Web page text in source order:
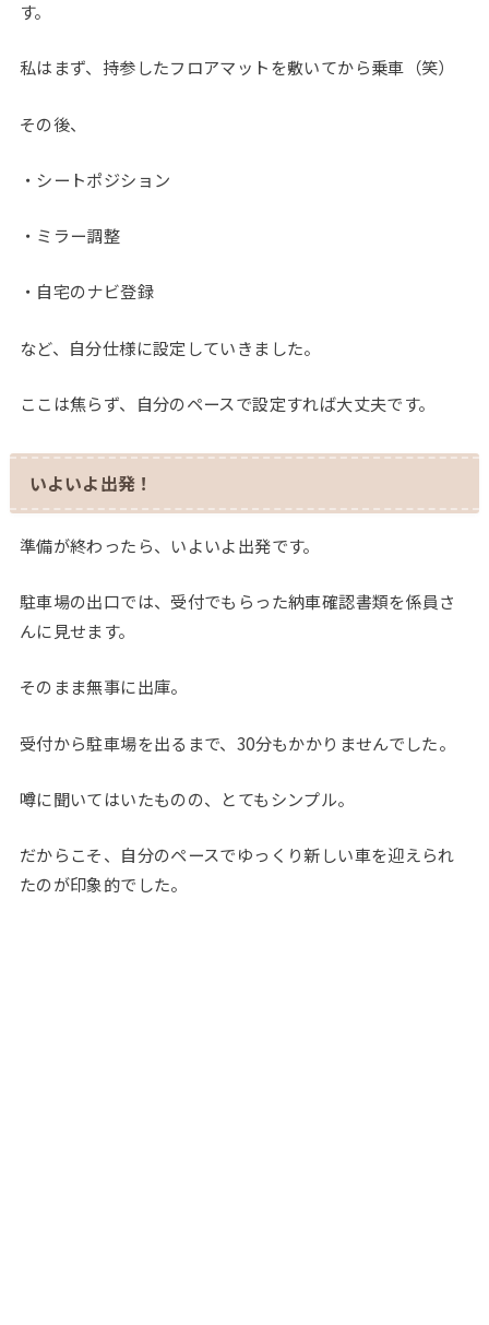
す。
私はまず、持参したフロアマットを敷いてから乗車（笑）
その後、
・シートポジション
・ミラー調整
・自宅のナビ登録
など、自分仕様に設定していきました。
ここは焦らず、自分のペースで設定すれば大丈夫です。
いよいよ出発！
準備が終わったら、いよいよ出発です。
駐車場の出口では、受付でもらった納車確認書類を係員さ
んに見せます。
そのまま無事に出庫。
受付から駐車場を出るまで、30分もかかりませんでした。
噂に聞いてはいたものの、とてもシンプル。
だからこそ、自分のペースでゆっくり新しい車を迎えられ
たのが印象的でした。